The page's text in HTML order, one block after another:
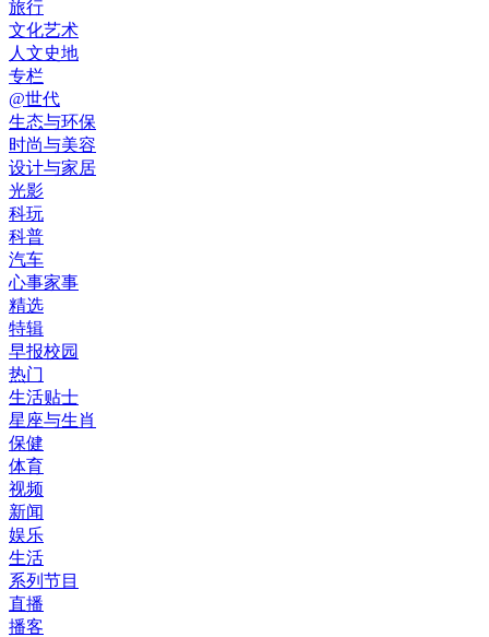
旅行
文化艺术
人文史地
专栏
@世代
生态与环保
时尚与美容
设计与家居
光影
科玩
科普
汽车
心事家事
精选
特辑
早报校园
热门
生活贴士
星座与生肖
保健
体育
视频
新闻
娱乐
生活
系列节目
直播
播客